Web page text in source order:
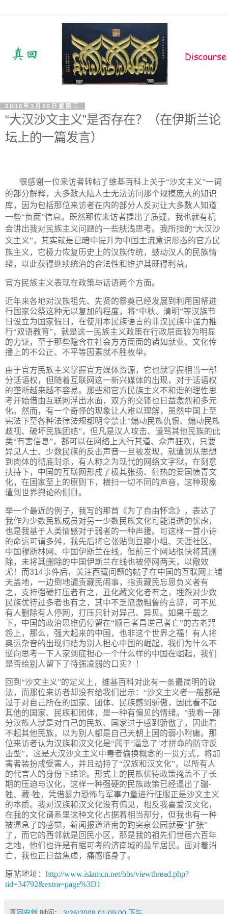
2008年3月26日星期三
“大汉沙文主义”是否存在？（在伊斯兰论
坛上的一篇发言）
很感谢一位来访者转帖了维基百科上关于“沙文主义”一词
的部分解释，大多数大陆人士无法访问那个规模庞大的知识
库，因为包括那位来访者在内的部分人反对让大多数人知道
一些“负面”信息。既然那位来访者提出了质疑，我也就有机
会讲出我对民族主义问题的一些肤浅思考。我所指的“大汉沙
文主义”，其实就是已暗中提升为中国主流意识形态的官方民
族主义，它极力恢复历史上的汉族传统，鼓动汉人的民族情
绪，以此获得继续统治的合法性和维护其既得利益。
官方民族主义表现在政策与话语两个方面。
近年来各地对汉族祖先、先贤的祭奠已经发展到利用国帑进
行国家公祭这种无以复加的程度，将“中秋、清明”等汉族节
日设立为国家假日，在使用本民族语言的非汉民族中强力推
行“双语教育”，就是这一民族主义政策在行政层面较为明显
的力证，至于那些隐含在社会方方面面的诸如就业、文化传
播上的不公正、不平等因素就不胜枚举。
由于官方民族主义掌握官方媒体资源，它也就掌握相当一部
分话语权，但随着互联网这一新兴媒体的出现，对于话语权
的垄断越来越不容易。那些和官方民族主义不和谐的理性思
考开始借由互联网浮出水面，双方的交锋也日益激烈和多元
化。然而，有一个奇怪的现象让人难以理解，虽然中国上至
宪法下至各种法律法规都明令禁止“煽动民族仇恨、煽动民族
歧视、破坏民族团结”，但凡是汉人攻击、谩骂其他民族的此
类“有害信息”，都可以在网络上大行其道、众声狂欢，只要
异见人士、少数民族的反击声音一旦被发现，就遭到从思想
到肉体的彻底封杀，有人称之为现代的网络文字狱。在刻意
扶持下，中国的互联网形成了极其张扬、狂热的爱国愤青文
化，在国家至上的原则下，横扫一切不同的声音，这种现象
遭到世界舆论的侧目。
举一个最近的例子，我写的那首《为了自由怀念》，表达了
我作为少数民族成员对另一少数民族文化可能消逝的忧虑，
也是我基于人类情感对于弱者的一种声援。可这样一首小诗
的命运可谓多舛，我先后将它张贴到豆瓣小组、天涯社区、
中国穆斯林网、中国伊斯兰在线，但前三个网站很快将其删
除，未将其删除的中国伊斯兰在线也被停网两天，以儆效
尤！而314事件后，关注西藏问题的帖子在中国的互联网上铺
天盖地，一边倒地谴责藏民闹事，指责藏民忘恩负义者有
之，支持强硬打压者有之，丑化藏文化者有之，埋怨对少数
民族优待过多者也有之，其中不乏愤激粗鲁的言辞，可不见
有人删除有人停网，打压只针对异己、异见。如果千载之
下，中国的政治思维仍停留在“顺己者昌逆己者亡”的古老咒
怨上，那么，强大起来的中国，也非这个世界之福！有人将
奥运杂音的出现归结为别人担心中国的崛起，我们为什么不
逆向思考一下人家到底担心一个什么样的中国在崛起，我们
是否给别人留下了恃强凌弱的口实？！
回到“沙文主义”的定义上，维基百科对此有一条最简明的说
法，而那位来访者却没有给我们出示：“沙文主义者一般都是
过于对自己所在的国家、团体、民族感到骄傲，因此看不起
其他的国家、民族和团体，是一种有偏见的情绪。”我看一部
分汉族人就是对自己的民族、国家过于感到骄傲了，因此看
不起其他民族，以为别人都是自己天朝上国的弱小附庸。那
位来访者认为汉族和汉文化是“属于‘逼急了’才拼命的防守反
击型”，这是大汉沙文主义中毒者偷换概念的一贯方式，将加
害者装扮成受害人，并且劫持了“汉族和汉文化”，以所有人
的代言人的身份下结论。形式上的民族优待政策掩盖不了长
期的压迫与汉化，这样一种强硬的民族政策已经逼出了疆-
独、藏-独，凭借暴力恐怖与军事力量进行征服正是沙文主义
的本质。我对汉族和汉文化没有偏见，相反我喜爱汉文化，
在我的文化谱系里这种文化占据着相当部分，但我也有一种
被逼急了的感觉，新闻报道济南的趵突泉公园就要“扩张”
了，而它的西邻就是回民小区，那是我的祖先们世居六百年
之地，他们也许是有据可考的济南城的最早居民。面对着消
亡，我也正日益焦虑，痛感临身了。
原帖地址： http://www.islamcn.net/bbs/viewthread.php?
tid=34792&extra=page%3D1